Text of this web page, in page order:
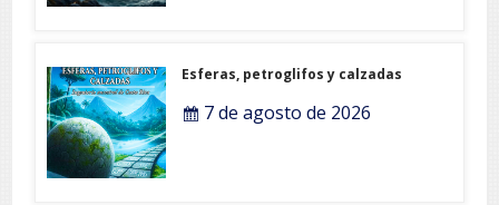
Esferas, petroglifos y calzadas
7 de agosto de 2026